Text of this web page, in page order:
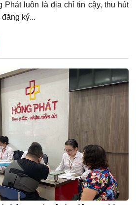
Phát luôn là địa chỉ tin cậy, thu hút
ký...